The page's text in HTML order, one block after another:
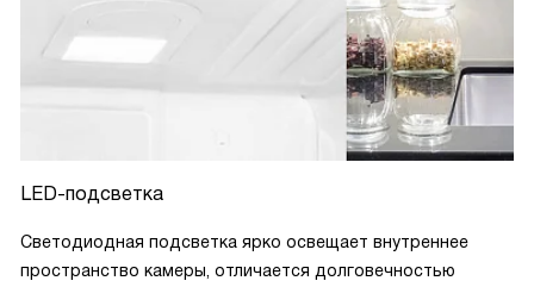
LED-подсветка
Светодиодная подсветка ярко освещает внутреннее
пространство камеры, отличается долговечностью